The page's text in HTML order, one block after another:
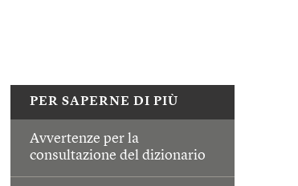
PER SAPERNE DI PIÙ
Avvertenze per la
consultazione del dizionario